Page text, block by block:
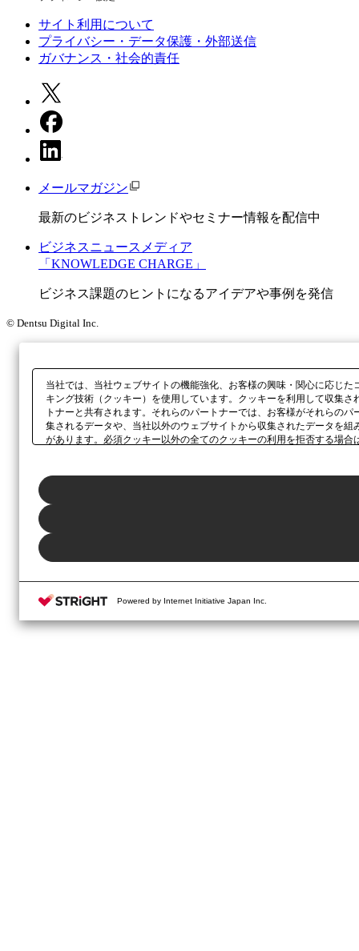
サイト利用について
プライバシー・データ保護・外部送信
ガバナンス・社会的責任
メールマガジン
最新のビジネストレンドやセミナー情報を配信中
ビジネスニュースメディア
「KNOWLEDGE CHARGE」
ビジネス課題のヒントになるアイデアや事例を発信
© Dentsu Digital Inc.
当社では、当社ウェブサイトの機能強化、お客様の興味・関心に応じ
キング技術（クッキー）を使用しています。クッキーを利用して収集
トナーと共有されます。それらのパートナーでは、お客様がそれらの
集されるデータや、当社以外のウェブサイトから収集されたデータを
があります。必須クッキー以外の全てのクッキーの利用を拒否する場
Powered by Internet Initiative Japan Inc.